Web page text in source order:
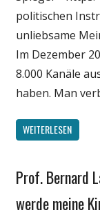
politischen
unliebsame
Im Dezember
8.000 Kanäle
haben. Man
WEITERLESEN
Gesellschaft
Prof. Bernard
werde meine